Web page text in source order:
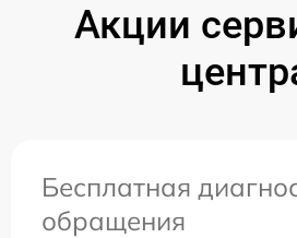
Акции
Бесплатная
обращения